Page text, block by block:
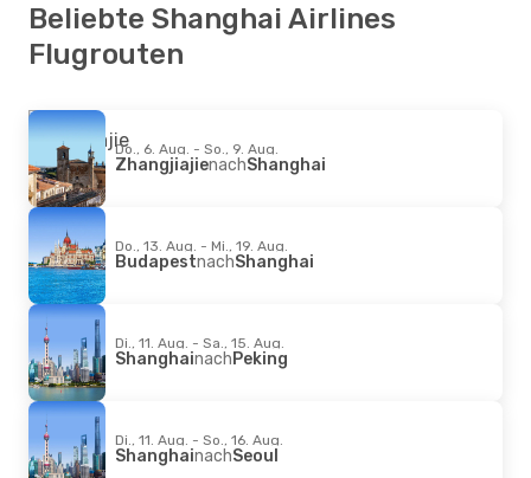
Beliebte Shanghai Airlines
Flugrouten
Do., 6. Aug. - So., 9. Aug.
ZhangjiajienachShanghai
Do., 13. Aug. - Mi., 19. Aug.
BudapestnachShanghai
Di., 11. Aug. - Sa., 15. Aug.
ShanghainachPeking
Di., 11. Aug. - So., 16. Aug.
ShanghainachSeoul